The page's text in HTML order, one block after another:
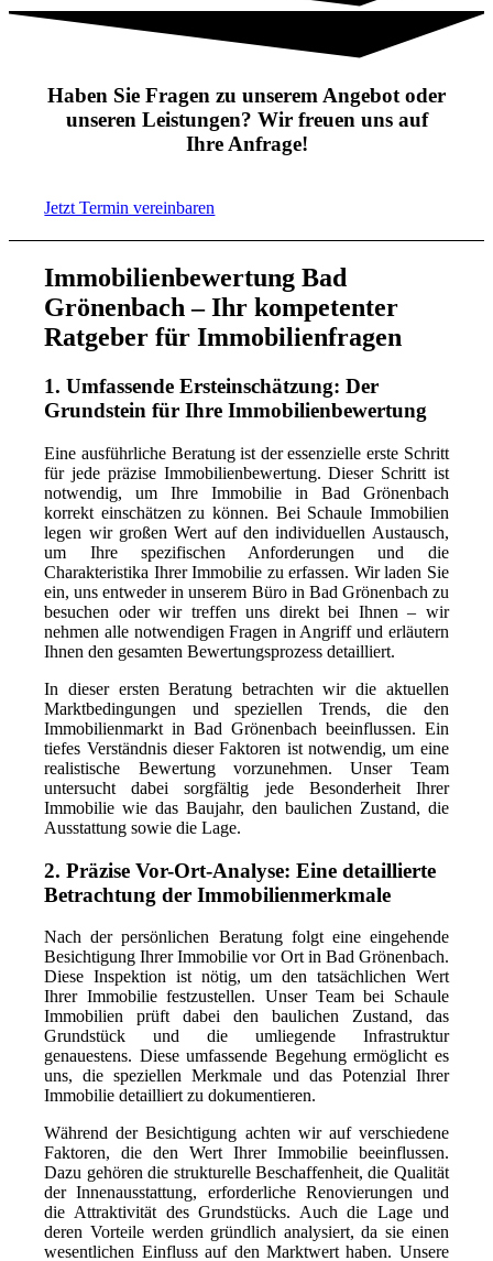
Haben Sie Fragen zu unserem Angebot oder
unseren Leistungen? Wir freuen uns auf
Ihre Anfrage!
Jetzt Termin vereinbaren
Immobilienbewertung Bad
Grönenbach – Ihr kompetenter
Ratgeber für Immobilienfragen
1. Umfassende Ersteinschätzung: Der
Grundstein für Ihre Immobilienbewertung
Eine ausführliche Beratung ist der essenzielle erste Schritt
für jede präzise Immobilienbewertung. Dieser Schritt ist
notwendig, um Ihre Immobilie in Bad Grönenbach
korrekt einschätzen zu können. Bei Schaule Immobilien
legen wir großen Wert auf den individuellen Austausch,
um Ihre spezifischen Anforderungen und die
Charakteristika Ihrer Immobilie zu erfassen. Wir laden Sie
ein, uns entweder in unserem Büro in Bad Grönenbach zu
besuchen oder wir treffen uns direkt bei Ihnen – wir
nehmen alle notwendigen Fragen in Angriff und erläutern
Ihnen den gesamten Bewertungsprozess detailliert.
In dieser ersten Beratung betrachten wir die aktuellen
Marktbedingungen und speziellen Trends, die den
Immobilienmarkt in Bad Grönenbach beeinflussen. Ein
tiefes Verständnis dieser Faktoren ist notwendig, um eine
realistische Bewertung vorzunehmen. Unser Team
untersucht dabei sorgfältig jede Besonderheit Ihrer
Immobilie wie das Baujahr, den baulichen Zustand, die
Ausstattung sowie die Lage.
2. Präzise Vor-Ort-Analyse: Eine detaillierte
Betrachtung der Immobilienmerkmale
Nach der persönlichen Beratung folgt eine eingehende
Besichtigung Ihrer Immobilie vor Ort in Bad Grönenbach.
Diese Inspektion ist nötig, um den tatsächlichen Wert
Ihrer Immobilie festzustellen. Unser Team bei Schaule
Immobilien prüft dabei den baulichen Zustand, das
Grundstück und die umliegende Infrastruktur
genauestens. Diese umfassende Begehung ermöglicht es
uns, die speziellen Merkmale und das Potenzial Ihrer
Immobilie detailliert zu dokumentieren.
Während der Besichtigung achten wir auf verschiedene
Faktoren, die den Wert Ihrer Immobilie beeinflussen.
Dazu gehören die strukturelle Beschaffenheit, die Qualität
der Innenausstattung, erforderliche Renovierungen und
die Attraktivität des Grundstücks. Auch die Lage und
deren Vorteile werden gründlich analysiert, da sie einen
wesentlichen Einfluss auf den Marktwert haben. Unsere